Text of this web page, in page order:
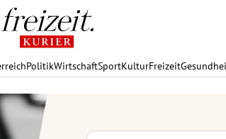
PolitikWirtschaftSportKulturFreizeit